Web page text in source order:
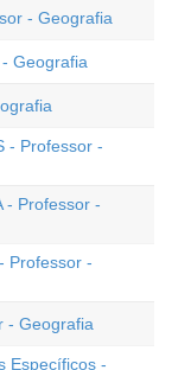
- Geografia
Geografia
- Professor -
- Professor -
Professor -
- Geografia
Específicos -